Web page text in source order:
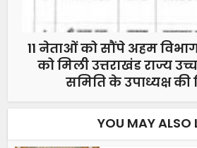
11 नेताओं को सौंपे अहम
को मिली उत्तराखंड राज्य
समिति के उपाध्यक्ष की
YOU MAY ALSO